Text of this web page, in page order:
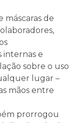
máscaras de
internas e
sobre o uso
lugar –
mãos entre
prorrogou